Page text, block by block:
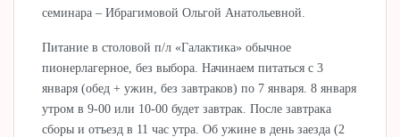
семинара – Ибрагимовой Ольгой Анатольевной.
Питание в столовой п/л «Галактика» обычное
пионерлагерное, без выбора. Начинаем питаться с 3
января (обед + ужин, без завтраков) по 7 января. 8 января
утром в 9-00 или 10-00 будет завтрак. После завтрака
сборы и отъезд в 11 час утра. Об ужине в день заезда (2